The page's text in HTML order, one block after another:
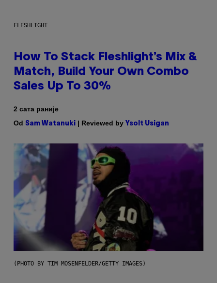
FLESHLIGHT
How To Stack Fleshlight’s Mix &
Match, Build Your Own Combo
Sales Up To 30%
2 сата раније
Od Sam Watanuki | Reviewed by Ysolt Usigan
(PHOTO BY TIM MOSENFELDER/GETTY IMAGES)